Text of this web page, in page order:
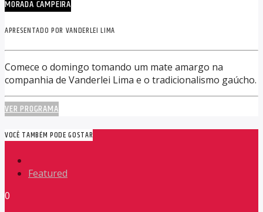
MORADA CAMPEIRA
APRESENTADO POR VANDERLEI LIMA
Comece o domingo tomando um mate amargo na
companhia de Vanderlei Lima e o tradicionalismo gaúcho.
VER PROGRAMA
VOCÊ TAMBÉM PODE GOSTAR
Featured
0